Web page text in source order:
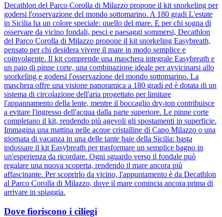
Decathlon del Parco Corolla di Milazzo propone il kit snorkeling per
godersi l'osservazione del mondo sottomarino. A 180 gradi L'estate
in Sicilia ha un colore speciale: quello del mare. E per chi sogna di
osservare da vicino fondali, pesci e paesaggi sommersi, Decathlon
del Parco Corolla di Milazzo propone il kit snorkeling Easybreath,
pensato per chi desidera vivere il mare in modo semplice e
coinvolgente. Il kit comprende una maschera integrale Easybreath e
un paio di pinne corte, una combinazione ideale per avvicinarsi allo
snorkeling e godersi l'osservazione del mondo sottomarino. La
maschera offre una visione panoramica a 180 gradi ed è dotata di un
sistema di circolazione dell'aria progettato per limitare
l'appannamento della lente, mentre il boccaglio dry-top contribuisce
a evitare l'ingresso dell'acqua dalla parte superiore. Le pinne corte
completano il kit, rendendo più agevoli gli spostamenti in superficie.
Immagina una mattina nelle acque cristalline di Capo Milazzo o una
giornata di vacanza in una delle tante baie della Sicilia: basta
indossare il kit Easybreath per trasformare un semplice bagno in
un'esperienza da ricordare. Ogni sguardo verso il fondale può
regalare una nuova scoperta, rendendo il mare ancora più
affascinante. Per scoprirlo da vicino, l'appuntamento è da Decathlon
al Parco Corolla di Milazzo, dove il mare comincia ancora prima di
arrivare in spiaggia.
Dove fioriscono i ciliegi